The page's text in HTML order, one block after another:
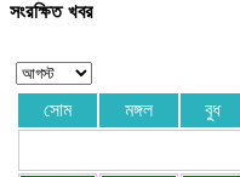
সংরক্ষিত খবর
সোম মঙ্গল বুধ